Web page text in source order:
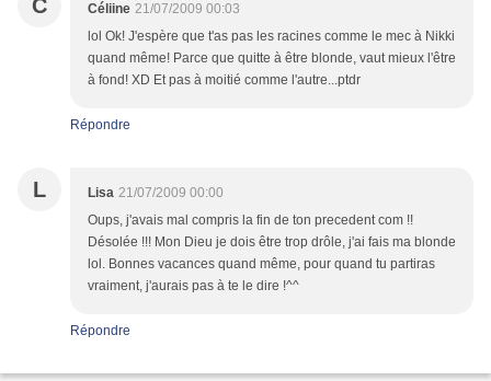
C Céliine 21/07/2009 00:03
lol Ok! J'espère que t'as pas les racines comme le mec à Nikki
quand même! Parce que quitte à être blonde, vaut mieux l'être
à fond! XD Et pas à moitié comme l'autre...ptdr
Répondre
L Lisa 21/07/2009 00:00
Oups, j'avais mal compris la fin de ton precedent com !!
Désolée !!! Mon Dieu je dois être trop drôle, j'ai fais ma blonde
lol. Bonnes vacances quand même, pour quand tu partiras
vraiment, j'aurais pas à te le dire !^^
Répondre